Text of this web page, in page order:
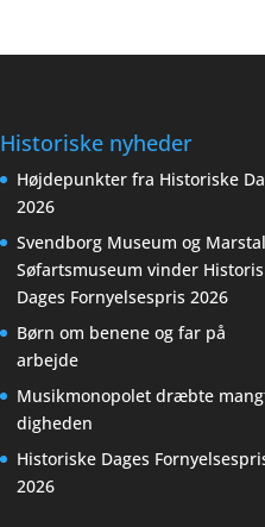
Historiske nyheder
Højdepunkter fra Historiske
2026
Svendborg Museum og Marstal
Søfartsmuseum vinder
Dages Fornyelsespris 2026
Børn om benene og far på
arbejde
Musikmonopolet dræbte
digheden
Historiske Dages
2026